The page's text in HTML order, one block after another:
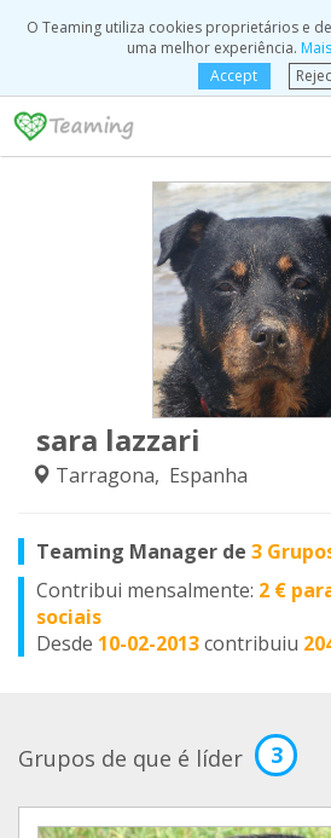
O Teaming utiliza cookies proprietários e
uma melhor experiência.
Accept
sara lazzari
Tarragona, Espanha
Teaming Manager de 3
Contribui mensalmente: 2 €
sociais
Desde 10-02-2013contribuiu
Grupos de que é líder 3